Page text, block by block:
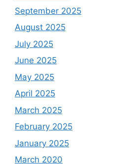
September 2025
August 2025
July 2025
June 2025
May 2025
April 2025
March 2025
February 2025
January 2025
March 2020